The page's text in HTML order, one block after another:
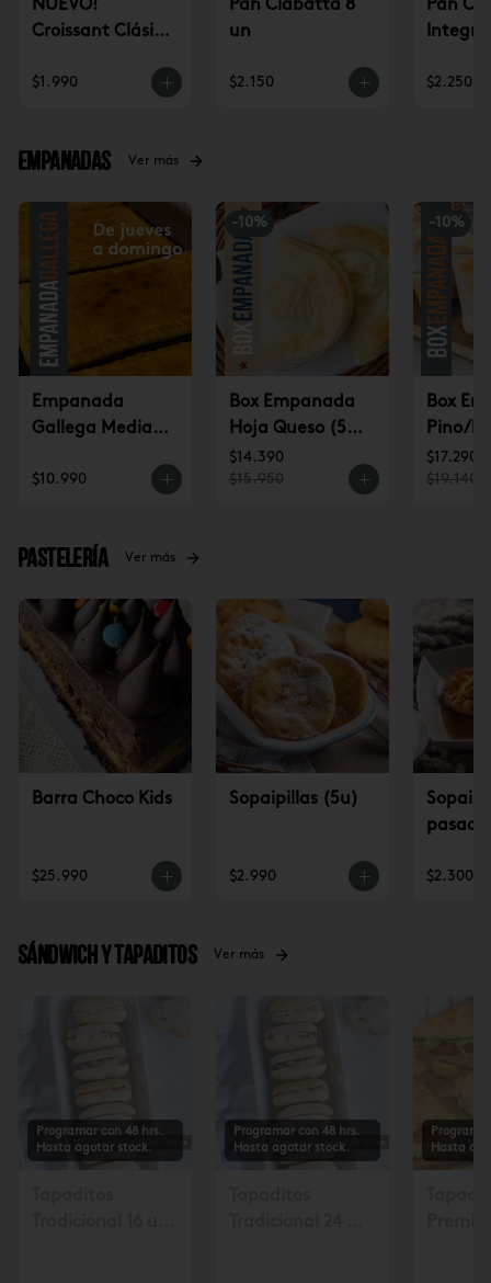
NUEVO!
Croissant Clásico
$1.990
Pan Ciabatta 8
un
$2.150
Pan
$2.250
Empanadas Ver más
Empanada
Gallega Mediana
domingo)
$10.990
-10%
Box Empanada
Hoja Queso (5u)
$14.390
$14.390
$15.950
-10%
Box
Pino/
(6u)
$17.290
$19.140
Pastelería Ver más
Barra Choco Kids
$25.990
Sopaipillas (5u)
$2.990 $2.300
Sándwich y tapaditos Ver más
Programar con 48 hrs.
Hasta agotar stock.
Programar con 48 hrs.
Hasta agotar stock.
Hasta